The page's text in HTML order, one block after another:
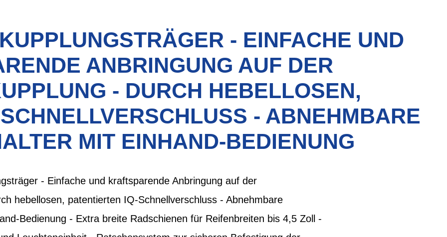
- EINFACHE UND
ANBRINGUNG AUF DER
- DURCH HEBELLOSEN,
- ABNEHMBARE
MIT EINHAND-BEDIENUNG
- Einfache und kraftsparende Anbringung auf der
hebellosen, patentierten IQ-Schnellverschluss - Abnehmbare
Bedienung - Extra breite Radschienen für Reifenbreiten bis 4,5 Zoll -